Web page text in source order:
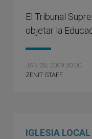
El Tribunal
objetar la
JAN 28, 2009 00:00
ZENIT STAFF
IGLESIA LOCAL